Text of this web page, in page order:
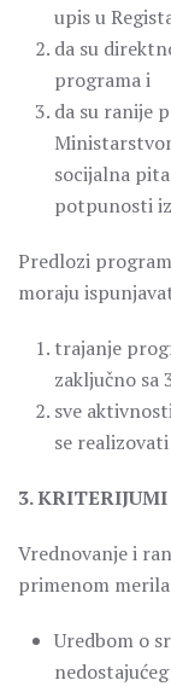
upis u
da su
programa i
da su ranije
socijalna
potpunosti
Predlozi
moraju
trajanje
zaključno sa
sve
se
3.
Vrednovanje i
primenom
Uredbom o